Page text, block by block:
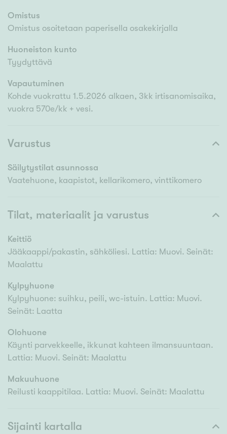
Omistus
Omistus osoitetaan paperisella osakekirjalla
Huoneiston kunto
Tyydyttävä
Vapautuminen
Kohde vuokrattu 1.5.2026 alkaen, 3kk irtisanomisaika,
vuokra 570e/kk + vesi.
Varustus
Säilytystilat asunnossa
Vaatehuone, kaapistot, kellarikomero, vinttikomero
Tilat, materiaalit ja varustus
Keittiö
Jääkaappi/pakastin, sähköliesi. Lattia: Muovi. Seinät:
Maalattu
Kylpyhuone
Kylpyhuone: suihku, peili, wc-istuin. Lattia: Muovi.
Seinät: Laatta
Olohuone
Käynti parvekkeelle, ikkunat kahteen ilmansuuntaan.
Lattia: Muovi. Seinät: Maalattu
Makuuhuone
Reilusti kaappitilaa. Lattia: Muovi. Seinät: Maalattu
Sijainti kartalla